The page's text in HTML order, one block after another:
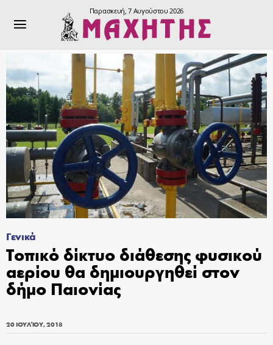
Παρασκευή, 7 Αυγούστου 2026
Γενικά
Τοπικό δίκτυο διάθεσης φυσικού
αερίου θα δημιουργηθεί στον
δήμο Παιονίας
20 ΙΟΥΛΊΟΥ, 2018